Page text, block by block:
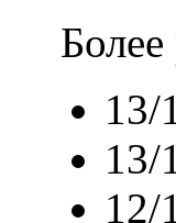
13/
13/
12/